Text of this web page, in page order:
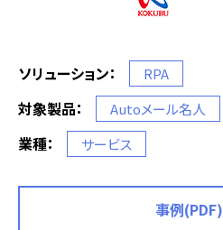
ソリューション： RPA
対象製品： Autoメール名人
業種： サービス
事例(PDF)